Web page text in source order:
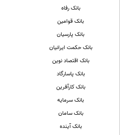
بانک رفاه
بانک قوامین
بانک پارسیان
بانک حکمت ایرانیان
بانک اقتصاد نوین
بانک پاسارگاد
بانک کارآفرین
بانک سرمایه
بانک سامان
بانک آینده